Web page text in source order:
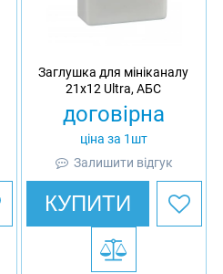
Заглушка для мініканалу
21x12 Ultra, АБС
договірна
ціна за 1шт
Залишити відгук
КУПИТИ